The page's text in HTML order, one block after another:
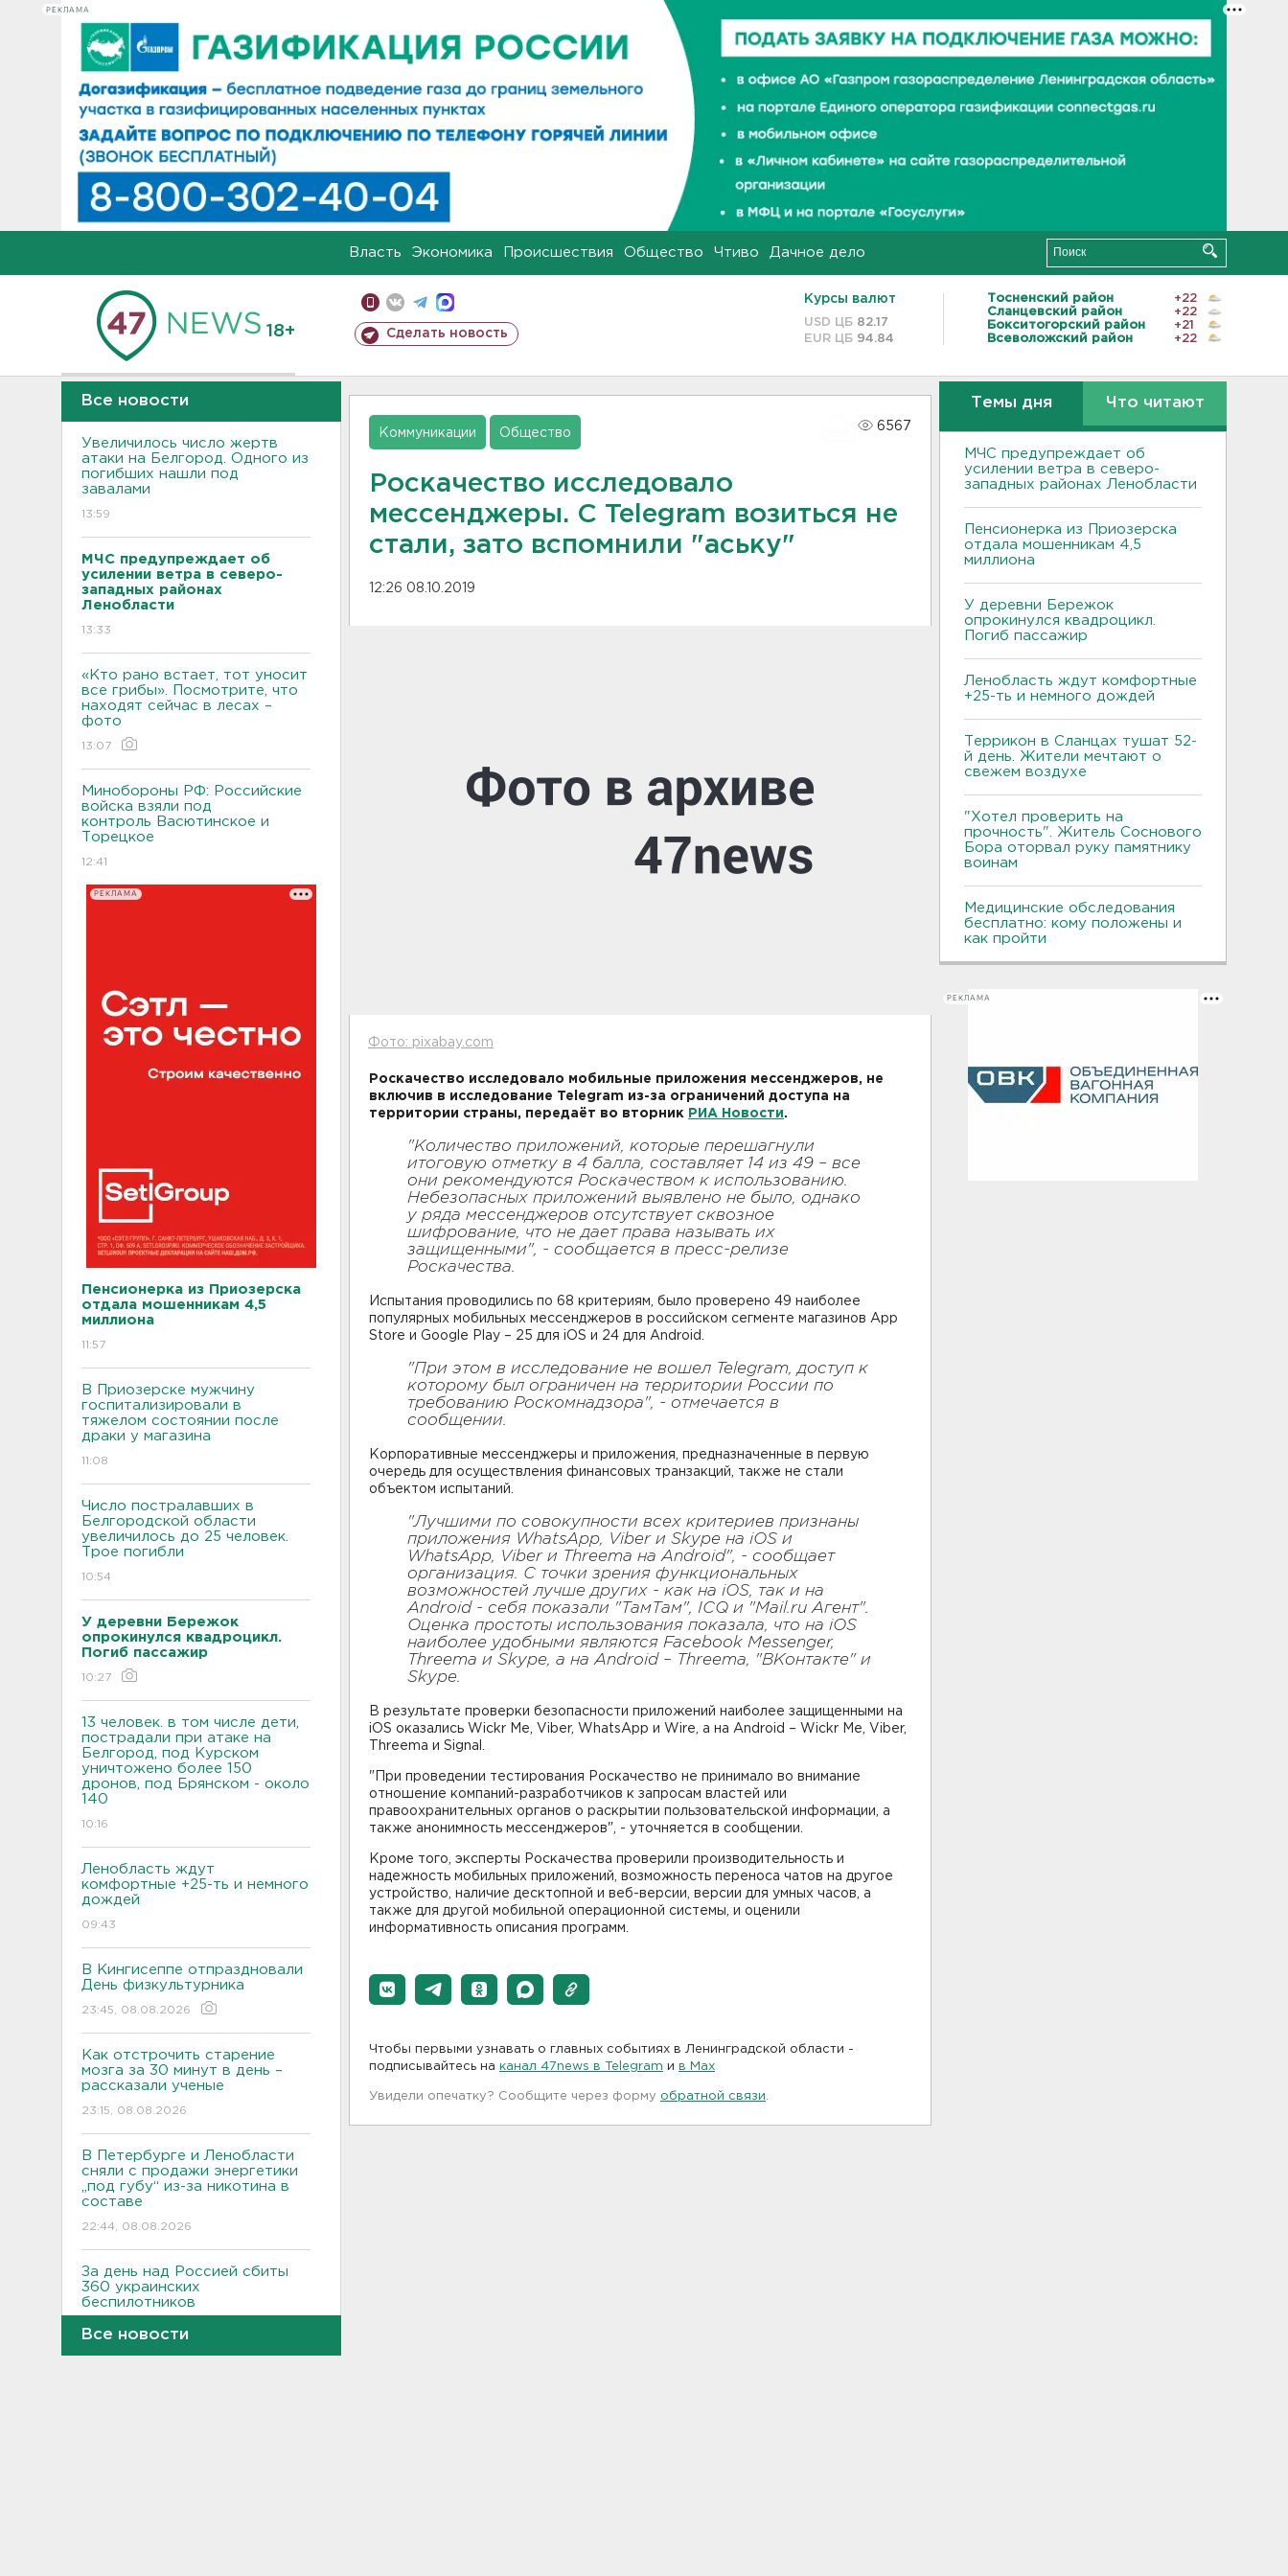
РЕКЛАМА
Власть Экономика Происшествия Общество Чтиво Дачное дело
18+ Сделать новость
Курсы валют
USD ЦБ 82.17
EUR ЦБ 94.84
Тосненский район
+22
Сланцевский район
+22
Бокситогорский район
+21
Всеволожский район
+22
Все новости
Увеличилось число жертв
атаки на Белгород. Одного из
погибших нашли под
завалами
13:59
МЧС предупреждает об
усилении ветра в северо-
западных районах
Ленобласти
13:33
«Кто рано встает, тот уносит
все грибы». Посмотрите, что
находят сейчас в лесах –
фото
13:07
Минобороны РФ: Российские
войска взяли под
контроль Васютинское и
Торецкое
12:41
РЕКЛАМА
Пенсионерка из Приозерска
отдала мошенникам 4,5
миллиона
11:57
В Приозерске мужчину
госпитализировали в
тяжелом состоянии после
драки у магазина
11:08
Число постралавших в
Белгородской области
увеличилось до 25 человек.
Трое погибли
10:54
У деревни Бережок
опрокинулся квадроцикл.
Погиб пассажир
10:27
13 человек. в том числе дети,
пострадали при атаке на
Белгород, под Курском
уничтожено более 150
дронов, под Брянском - около
140
10:16
Ленобласть ждут
комфортные +25-ть и немного
дождей
09:43
В Кингисеппе отпраздновали
День физкультурника
23:45, 08.08.2026
Как отстрочить старение
мозга за 30 минут в день –
рассказали ученые
23:15, 08.08.2026
В Петербурге и Ленобласти
сняли с продажи энергетики
„под губу“ из-за никотина в
составе
22:44, 08.08.2026
За день над Россией сбиты
360 украинских
беспилотников
22:11, 08.08.2026
Все новости
Коммуникации Общество
6567
Роскачество исследовало
мессенджеры. С Telegram возиться не
стали, зато вспомнили "аську"
12:26 08.10.2019
Фото: pixabay.com
Роскачество исследовало мобильные приложения мессенджеров, не
включив в исследование Telegram из-за ограничений доступа на
территории страны, передаёт во вторник
РИА Новости.
"Количество приложений, которые перешагнули
итоговую отметку в 4 балла, составляет 14 из 49 – все
они рекомендуются Роскачеством к использованию.
Небезопасных приложений выявлено не было, однако
у ряда мессенджеров отсутствует сквозное
шифрование, что не дает права называть их
защищенными", - сообщается в пресс-релизе
Роскачества.
Испытания проводились по 68 критериям, было проверено 49 наиболее
популярных мобильных мессенджеров в российском сегменте магазинов App
Store и Google Play – 25 для iOS и 24 для Android.
"При этом в исследование не вошел Telegram, доступ к
которому был ограничен на территории России по
требованию Роскомнадзора", - отмечается в
сообщении.
Корпоративные мессенджеры и приложения, предназначенные в первую
очередь для осуществления финансовых транзакций, также не стали
объектом испытаний.
"Лучшими по совокупности всех критериев признаны
приложения WhatsApp, Viber и Skype на iOS и
WhatsApp, Viber и Threema на Android", - сообщает
организация. С точки зрения функциональных
возможностей лучше других - как на iOS, так и на
Android - себя показали "ТамТам", ICQ и "Mail.ru Агент".
Оценка простоты использования показала, что на iOS
наиболее удобными являются Facebook Messenger,
Threema и Skype, а на Android – Threema, "ВКонтакте" и
Skype.
В результате проверки безопасности приложений наиболее защищенными на
iOS оказались Wickr Me, Viber, WhatsApp и Wire, а на Android – Wickr Me, Viber,
Threema и Signal.
"При проведении тестирования Роскачество не принимало во внимание
отношение компаний-разработчиков к запросам властей или
правоохранительных органов о раскрытии пользовательской информации, а
также анонимность мессенджеров", - уточняется в сообщении.
Кроме того, эксперты Роскачества проверили производительность и
надежность мобильных приложений, возможность переноса чатов на другое
устройство, наличие десктопной и веб-версии, версии для умных часов, а
также для другой мобильной операционной системы, и оценили
информативность описания программ.
Чтобы первыми узнавать о главных событиях в Ленинградской области -
подписывайтесь на канал 47news в Telegram и в Maх
Увидели опечатку? Сообщите через форму обратной связи
Темы дня Что читают
МЧС предупреждает об
усилении ветра в северо-
западных районах Ленобласти
Пенсионерка из Приозерска
отдала мошенникам 4,5
миллиона
У деревни Бережок
опрокинулся квадроцикл.
Погиб пассажир
Ленобласть ждут комфортные
+25-ть и немного дождей
Террикон в Сланцах тушат 52-
й день. Жители мечтают о
свежем воздухе
"Хотел проверить на
прочность". Житель Соснового
Бора оторвал руку памятнику
воинам
Медицинские обследования
бесплатно: кому положены и
как пройти
РЕКЛАМА